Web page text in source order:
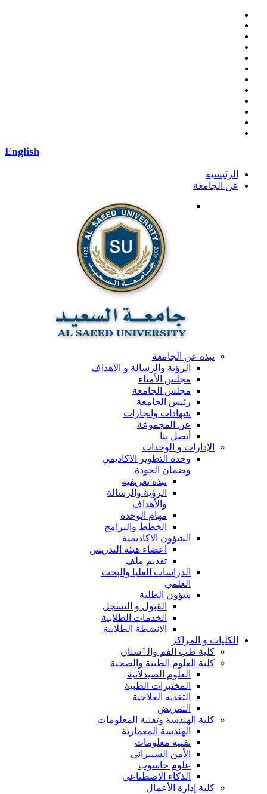
English
الرئيسية
عن الجامعة
نبذه عن الجامعة
الرؤية والرسالة و الاهداف
مجلس الأمناء
مجلس الجامعة
رئيس الجامعة
شهادات وانجازات
عن المجموعة
أتصل بنا
الإدارات و الوحدات
وحدة التطوير الاكاديمي
وضمان الجودة
نبذه تعريفية
الرؤية والرسالة
والأهداف
مهام الوحدة
الخطط والبرامج
الشؤون الاكاديمية
اعضاء هيئة التدريس
تقديم ملف
الدراسات العليا والبحث
العلمي
شؤون الطلبة
القبول و التسجل
الخدمات الطلابية
الانشطة الطلابية
الكليات و المراكز
كلية طب الفم والٲسنان
كلية العلوم الطبية والصحية
العلوم الصيدلانية
المختبرات الطبية
التغذيه العلاجية
التمريض
كلية الهندسة وتقنية المعلومات
الهندسة المعمارية
تقنية معلومات
الأمن السيبراني
علوم حاسوب
الذكاء الاصطناعي
كلية إدارة الأعمال